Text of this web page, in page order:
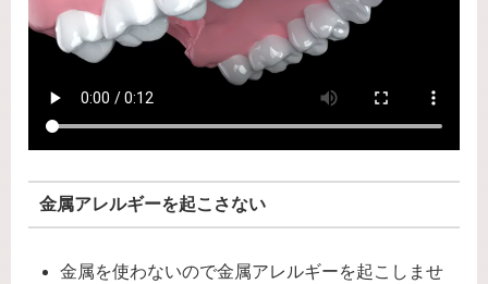
金属アレルギーを起こさない
金属を使わないので金属アレルギーを起こしませ